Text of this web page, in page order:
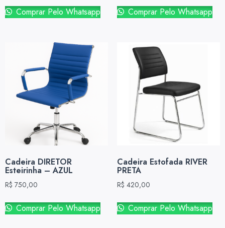
Comprar Pelo Whatsapp Comprar Pelo Whatsapp
Cadeira DIRETOR
Esteirinha – AZUL
R$ 750,00
Comprar Pelo Whatsapp
Cadeira Estofada RIVER
PRETA
R$ 420,00
Comprar Pelo Whatsapp